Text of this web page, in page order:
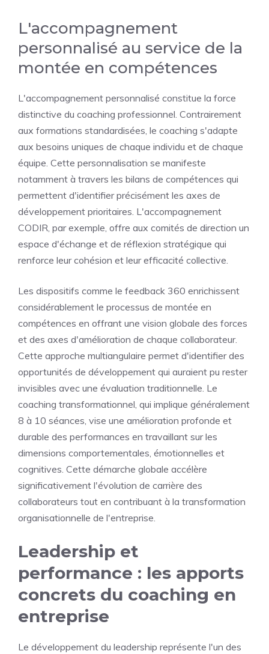
L'accompagnement
personnalisé au service de la
montée en compétences
L'accompagnement personnalisé constitue la force
distinctive du coaching professionnel. Contrairement
aux formations standardisées, le coaching s'adapte
aux besoins uniques de chaque individu et de chaque
équipe. Cette personnalisation se manifeste
notamment à travers les bilans de compétences qui
permettent d'identifier précisément les axes de
développement prioritaires. L'accompagnement
CODIR, par exemple, offre aux comités de direction un
espace d'échange et de réflexion stratégique qui
renforce leur cohésion et leur efficacité collective.
Les dispositifs comme le feedback 360 enrichissent
considérablement le processus de montée en
compétences en offrant une vision globale des forces
et des axes d'amélioration de chaque collaborateur.
Cette approche multiangulaire permet d'identifier des
opportunités de développement qui auraient pu rester
invisibles avec une évaluation traditionnelle. Le
coaching transformationnel, qui implique généralement
8 à 10 séances, vise une amélioration profonde et
durable des performances en travaillant sur les
dimensions comportementales, émotionnelles et
cognitives. Cette démarche globale accélère
significativement l'évolution de carrière des
collaborateurs tout en contribuant à la transformation
organisationnelle de l'entreprise.
Leadership et
performance : les apports
concrets du coaching en
entreprise
Le développement du leadership représente l'un des